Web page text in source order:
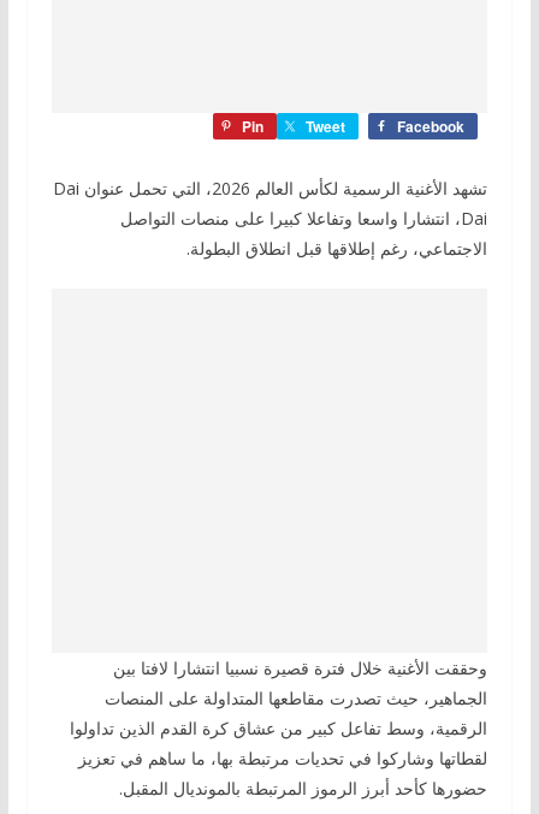
Facebook
Tweet
Pin
تشهد الأغنية الرسمية لكأس العالم 2026، التي تحمل عنوان Dai
Dai، انتشارا واسعا وتفاعلا كبيرا على منصات التواصل
الاجتماعي، رغم إطلاقها قبل انطلاق البطولة.
وحققت الأغنية خلال فترة قصيرة نسبيا انتشارا لافتا بين
الجماهير، حيث تصدرت مقاطعها المتداولة على المنصات
الرقمية، وسط تفاعل كبير من عشاق كرة القدم الذين تداولوا
لقطاتها وشاركوا في تحديات مرتبطة بها، ما ساهم في تعزيز
حضورها كأحد أبرز الرموز المرتبطة بالمونديال المقبل.